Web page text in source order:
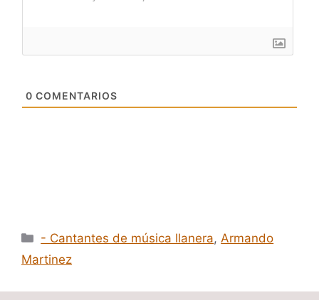
0 COMENTARIOS
Categorías
- Cantantes de música llanera,Armando
Martinez